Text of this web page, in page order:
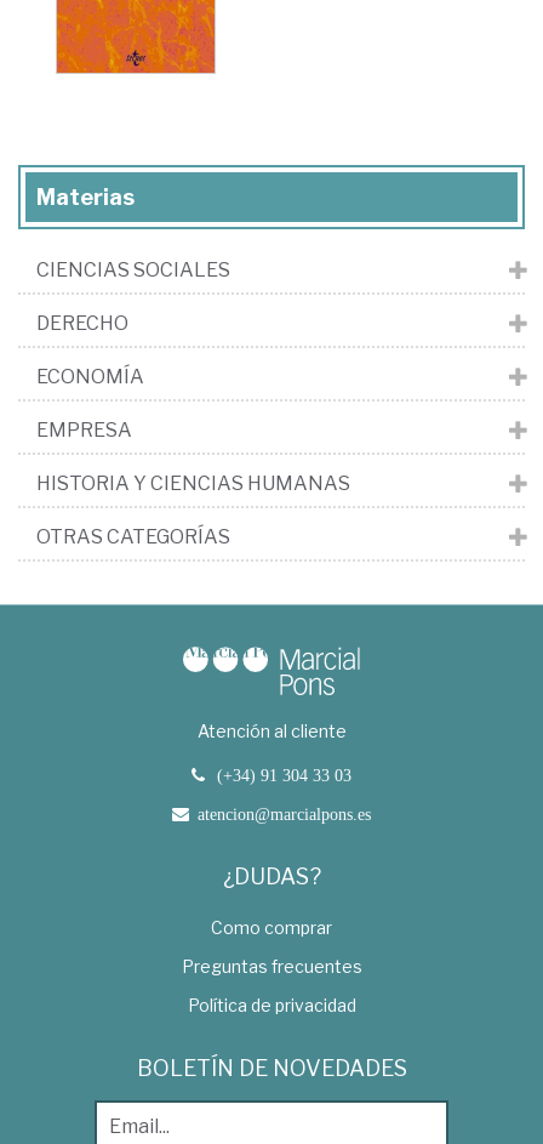
Materias
CIENCIAS SOCIALES
DERECHO
ECONOMÍA
EMPRESA
HISTORIA Y CIENCIAS HUMANAS
OTRAS CATEGORÍAS
Atención al cliente
(+34) 91 304 33 03
atencion@marcialpons.es
¿DUDAS?
Como comprar
Preguntas frecuentes
Política de privacidad
BOLETÍN DE NOVEDADES